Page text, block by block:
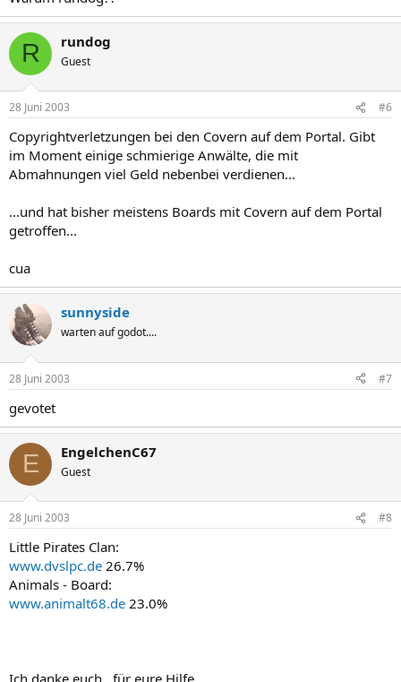
R rundog
Guest
28 Juni 2003 #6
Copyrightverletzungen bei den Covern auf dem Portal. Gibt
im Moment einige schmierige Anwälte, die mit
Abmahnungen viel Geld nebenbei verdienen...
...und hat bisher meistens Boards mit Covern auf dem Portal
getroffen...
cua
sunnyside
warten auf godot....
28 Juni 2003 #7
gevotet
E EngelchenC67
Guest
28 Juni 2003 #8
Little Pirates Clan:
www.dvslpc.de 26.7%
Animals - Board:
www.animalt68.de 23.0%
Ich danke euch , für eure Hilfe .